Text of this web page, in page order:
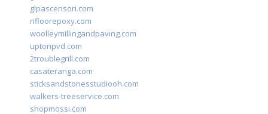
glpascensori.com
rifloorepoxy.com
woolleymillingandpaving.com
uptonpvd.com
2troublegrill.com
casateranga.com
sticksandstonesstudiooh.com
walkers-treeservice.com
shopmossi.com